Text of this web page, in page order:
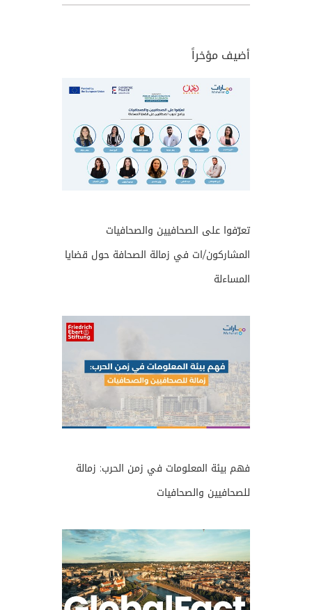
أضيف مؤخراً
تعرّفوا على الصحافيين والصحافيات
المشاركون/ات في زمالة الصحافة حول قضايا
المساءلة
فهم بيئة المعلومات في زمن الحرب: زمالة
للصحافيين والصحافيات